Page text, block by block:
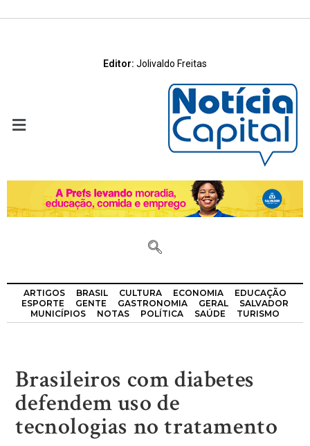
Editor: Jolivaldo Freitas
ARTIGOS BRASIL CULTURA ECONOMIA
EDUCAÇÃO
ESPORTE
GENTE GASTRONOMIA GERAL
SALVADOR
MUNICÍPIOS
NOTAS POLÍTICA SAÚDE TURISMO
Brasileiros com diabetes
defendem uso de
tecnologias no tratamento